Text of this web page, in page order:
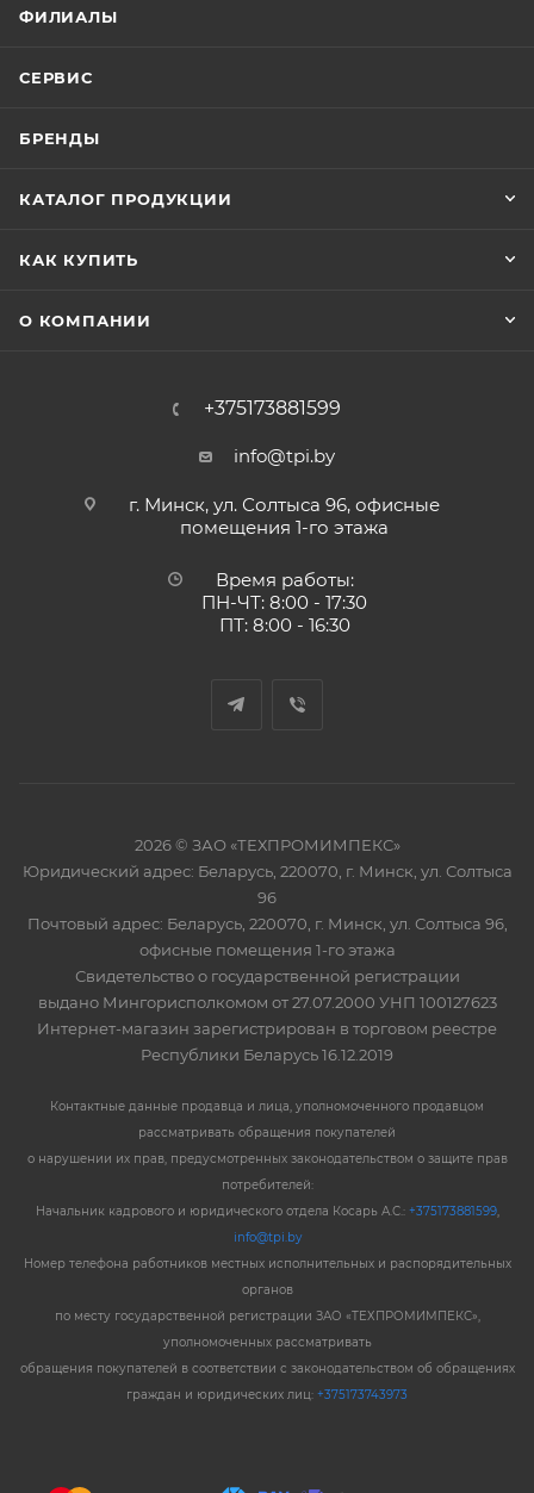
ФИЛИАЛЫ
СЕРВИС
БРЕНДЫ
КАТАЛОГ ПРОДУКЦИИ
КАК КУПИТЬ
О КОМПАНИИ
+375173881599
info@tpi.by
г. Минск, ул. Солтыса 96, офисные
помещения 1-го этажа
Время работы:
ПН-ЧТ: 8:00 - 17:30
ПТ: 8:00 - 16:30
2026 © ЗАО «ТЕХПРОМИМПЕКС»
Юридический адрес: Беларусь, 220070, г. Минск, ул. Солтыса
96
Почтовый адрес: Беларусь, 220070, г. Минск, ул. Солтыса 96,
офисные помещения 1-го этажа
Свидетельство о государственной регистрации
выдано Мингорисполкомом от 27.07.2000 УНП 100127623
Интернет-магазин зарегистрирован в торговом реестре
Республики Беларусь 16.12.2019
Контактные данные продавца и лица, уполномоченного продавцом
рассматривать обращения покупателей
о нарушении их прав, предусмотренных законодательством о защите прав
потребителей:
Начальник кадрового и юридического отдела Косарь А.С.: +375173881599,
info@tpi.by
Номер телефона работников местных исполнительных и распорядительных
органов
по месту государственной регистрации ЗАО «ТЕХПРОМИМПЕКС»,
уполномоченных рассматривать
обращения покупателей в соответствии с законодательством об обращениях
граждан и юридических лиц: +375173743973